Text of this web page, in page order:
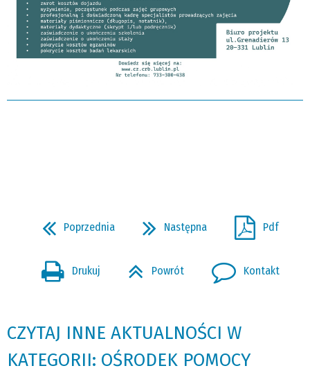
Poprzednia Następna Pdf
Drukuj Powrót Kontakt
CZYTAJ INNE AKTUALNOŚCI W
KATEGORII: OŚRODEK POMOCY